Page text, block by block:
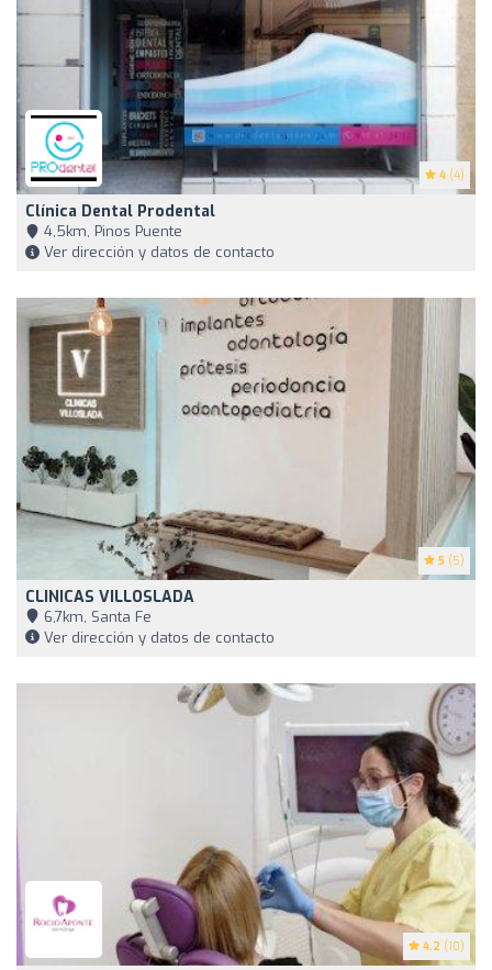
4 (4)
Clínica Dental Prodental
4,5km, Pinos Puente
Ver dirección y datos de contacto
5 (5)
CLINICAS VILLOSLADA
6,7km, Santa Fe
Ver dirección y datos de contacto
4.2 (10)